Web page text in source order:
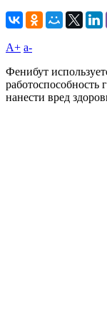
A+ а-
Фенибут
работоспособность
нанести вред